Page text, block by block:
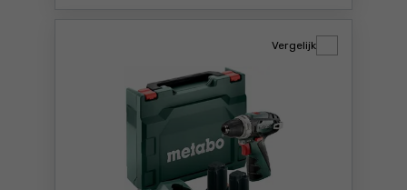
Vergelijk